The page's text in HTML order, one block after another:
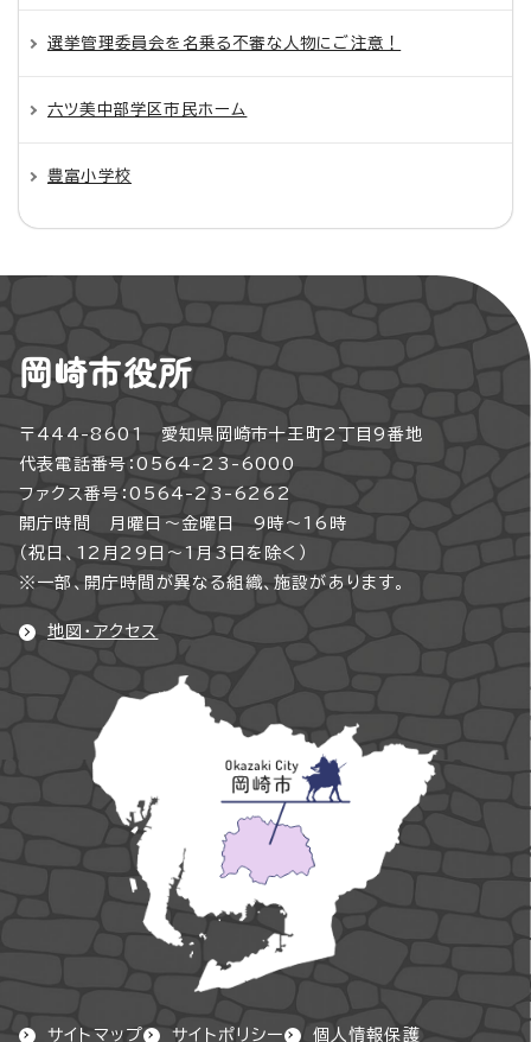
選挙管理委員会を名乗る不審な人物にご注意！
六ツ美中部学区市民ホーム
豊富小学校
岡崎市役所
〒444-8601 愛知県岡崎市十王町2丁目9番地
代表電話番号：0564-23-6000
ファクス番号：0564-23-6262
開庁時間 月曜日～金曜日 9時～16時
（祝日、12月29日～1月3日を除く）
※一部、開庁時間が異なる組織、施設があります。
地図・アクセス
サイトマップ サイトポリシー 個人情報保護